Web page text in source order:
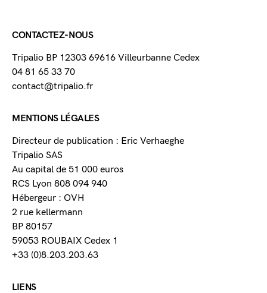
CONTACTEZ-NOUS
Tripalio BP 12303 69616 Villeurbanne Cedex
04 81 65 33 70
contact@tripalio.fr
MENTIONS LÉGALES
Directeur de publication : Eric Verhaeghe
Tripalio SAS
Au capital de 51 000 euros
RCS Lyon 808 094 940
Hébergeur : OVH
2 rue kellermann
BP 80157
59053 ROUBAIX Cedex 1
+33 (0)8.203.203.63
LIENS